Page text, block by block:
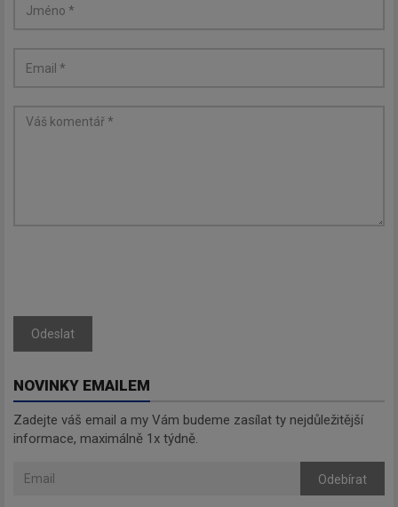
Odeslat
NOVINKY EMAILEM
Zadejte váš email a my Vám budeme zasílat ty nejdůležitější
informace, maximálně 1x týdně.
Odebírat